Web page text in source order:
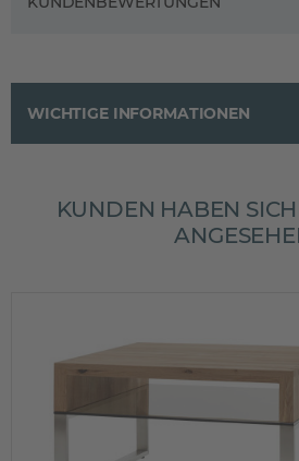
WICHTIGE INFORMATIONEN
KUNDEN HABEN